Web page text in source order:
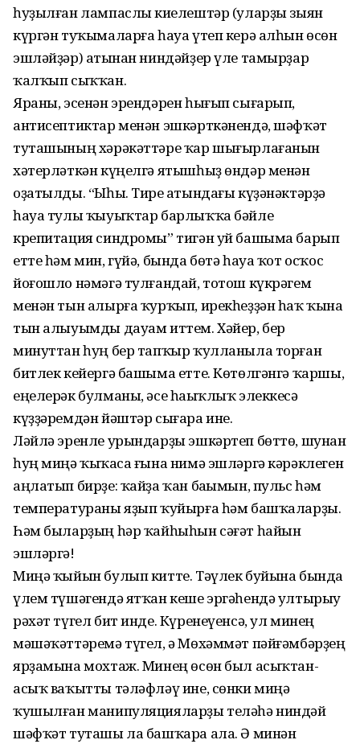
һуҙылған лампаслы киҫелештәр (уларҙы зыян
күргән туҡымаларға һауа үтеп керә алһын өсөн
эшләйҙәр) аҫтынан ниндәйҙер үле тамырҙар
ҡалҡып сыҡҡан.
Яраны, эсенән эрендәрен һығып сығарып,
антисептиктар менән эшкәрткәнендә, шәфҡәт
туташының хәрәкәттәре ҡар шығырлағанын
хәтерләткән күңелгә ятышһыҙ өндәр менән
оҙатылды. “Ыһы. Тире аҫтындағы күҙәнәктәрҙә
һауа тулы ҡыуыҡтар барлыҡҡа бәйле
крепитация синдромы” тигән уй башыма барып
етте һәм мин, гүйә, бында бөтә һауа ҡот осҡос
йоғошло нәмәгә тулғандай, тотош күкрәгем
менән тын алырға ҡурҡып, ирекһеҙҙән һаҡ ҡына
тын алыуымды дауам иттем. Хәйер, бер
минуттан һуң бер тапҡыр ҡулланыла торған
битлек кейергә башыма етте. Көтөлгәнгә ҡаршы,
еңелерәк булманы, әсе һаҫыҡлыҡ элеккесә
күҙҙәремдән йәштәр сығара ине.
Ләйлә эренле урындарҙы эшкәртеп бөттө, шунан
һуң миңә ҡыҫҡаса ғына нимә эшләргә кәрәклеген
аңлатып бирҙе: ҡайҙа ҡан баҫымын, пульс һәм
температураны яҙып ҡуйырға һәм башҡаларҙы.
Һәм быларҙың һәр ҡайһыһын сәғәт һайын
эшләргә!
Миңә ҡыйын булып китте. Тәүлек буйына бында
үлем түшәгендә ятҡан кеше эргәһендә ултырыу
рәхәт түгел бит инде. Күренеүенсә, ул минең
мәшәҡәттәремә түгел, ә Мөхәммәт пәйғәмбәрҙең
ярҙамына мохтаж. Минең өсөн был асыҡтан-
асыҡ ваҡытты тәләфләү ине, сөнки миңә
ҡушылған манипуляцияларҙы теләһә ниндәй
шәфҡәт туташы ла башҡара ала. Ә минән